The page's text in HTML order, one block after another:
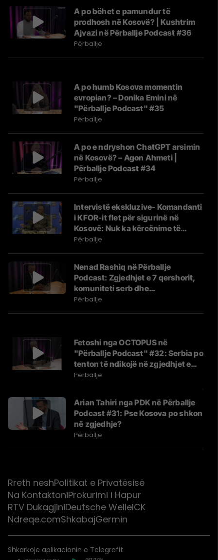
A po bëhet e pamundur të
prodhosh në Kosovë? | Kushtrim
Ajvazi në Përballje Podcast #36
Përballje
A po humb Kosova momentin
evropian? – Donika Emini në
"Përballje Podcast" #35
Përballje
A po e ndryshon ChatGPT arsimin
në Kosovë? – Agon Ahmeti |
Përballje Podcast #34
Përballje
Intervistë ekskluzive- Komandanti
i KFOR-it flet për sigurinë në
Kosovë: Nuk ka kërcënime të
drejtpërdrejta
Përballje
Nenad Rashiq në Përballje
Podcast: Zgjedhjet e 7 qershorit,
komuniteti serb dhe
këndvështrimi tij
Përballje
Fetoshi nga OCTOPUS në
"Përballje Podcast" #32: Serbia po
tenton të ndikojë në zgjedhjet e
Kosovës
Përballje
Arian Tahiri nga PDK në Përballje
Podcast #31: Pse Kosova po shkon
në zgjedhje?
Përballje
Rreth neshPolitikat e Privatësisë
Na KontaktoniProkurimi i Hapur
RTV DukagjiniDeutsche WelleICK
Ndreqe.comShkabajGermin
Shkarkoje aplikacionin e Telegrafit